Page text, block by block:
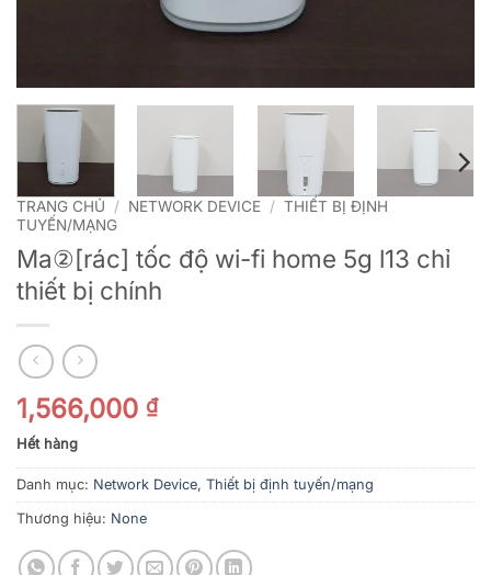
TRANG CHỦ / NETWORK DEVICE / THIẾT BỊ ĐỊNH
TUYẾN/MẠNG
Ma②[rác] tốc độ wi-fi home 5g l13 chỉ
thiết bị chính
1,566,000 ₫
Hết hàng
Danh mục: Network Device, Thiết bị định tuyến/mạng
Thương hiệu: None